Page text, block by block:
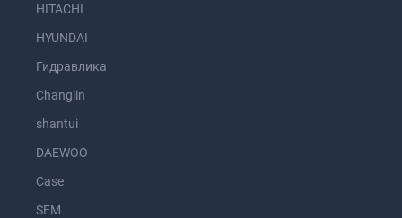
HITACHI
HYUNDAI
Гидравлика
Changlin
shantui
DAEWOO
Case
SEM